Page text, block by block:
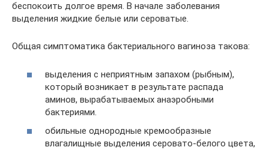
беспокоить долгое время. В начале заболевания
выделения жидкие белые или сероватые.
Общая симптоматика бактериального вагиноза такова:
выделения с неприятным запахом (рыбным),
который возникает в результате распада
аминов, вырабатываемых анаэробными
бактериями.
обильные однородные кремообразные
влагалищные выделения серовато-белого цвета,